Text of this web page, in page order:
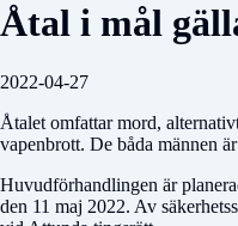
Åtal i mål
2022-04-27
Åtalet omfattar mord,
vapenbrott. De båda männen
Huvudförhandlingen är
den 11 maj 2022. Av